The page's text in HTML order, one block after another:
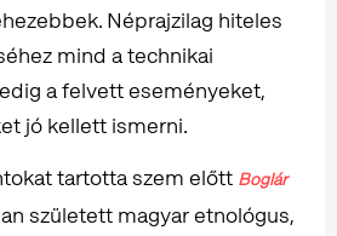
Néprajzilag hiteles
mind a technikai
a felvett eseményeket,
jó kellett ismerni.
tartotta szem előtt Boglár
született magyar etnológus,